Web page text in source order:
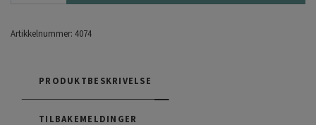
Artikkelnummer: 4074
PRODUKTBESKRIVELSE
TILBAKEMELDINGER